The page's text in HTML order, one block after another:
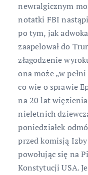
newralgicznym
notatki FBI
po tym, jak
zaapelował do
złagodzenie
ona może „w
co wie o sprawie
na 20 lat
nieletnich
poniedziałek
przed komisją
powołując się na
Konstytucji USA.